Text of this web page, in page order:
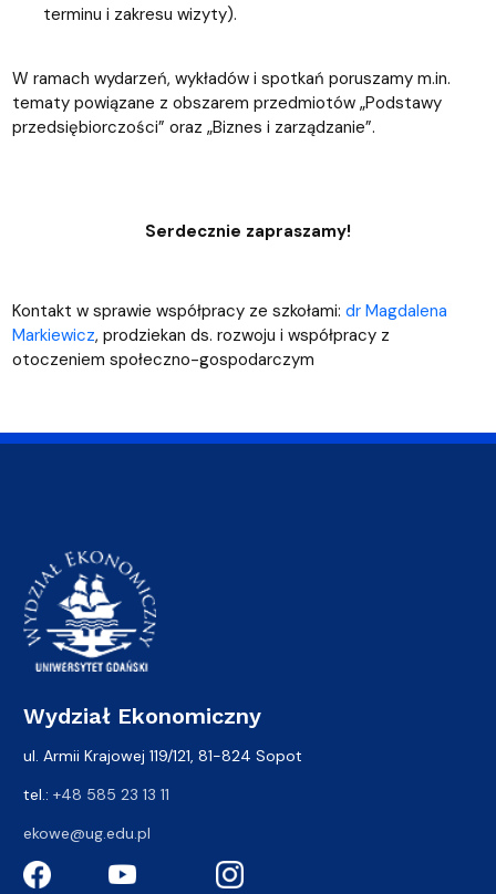
terminu i zakresu wizyty).
W ramach wydarzeń, wykładów i spotkań poruszamy m.in.
tematy powiązane z obszarem przedmiotów „Podstawy
przedsiębiorczości” oraz „Biznes i zarządzanie”.
Serdecznie zapraszamy!
Kontakt w sprawie współpracy ze szkołami: dr Magdalena
Markiewicz, prodziekan ds. rozwoju i współpracy z
otoczeniem społeczno-gospodarczym
Wydział Ekonomiczny
ul. Armii Krajowej 119/121, 81-824 Sopot
tel.: +48 585 23 13 11
ekowe@ug.edu.pl